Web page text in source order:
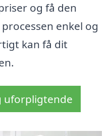
og få den
enkel og
kan få dit
uforpligtende